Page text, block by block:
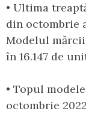
• Ultima
din octombrie
Modelul
în 16.147 de
• Topul
octombrie